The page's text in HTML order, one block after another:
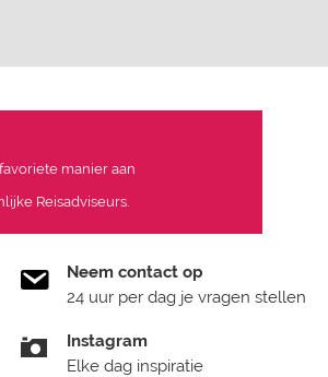
manier aan
Reisadviseurs.
Neem contact op
24 uur per dag je vragen stellen
Instagram
Elke dag inspiratie